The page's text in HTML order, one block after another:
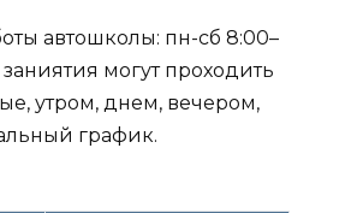
автошколы: пн-сб 8:00–
могут проходить
утром, днем, вечером,
график.